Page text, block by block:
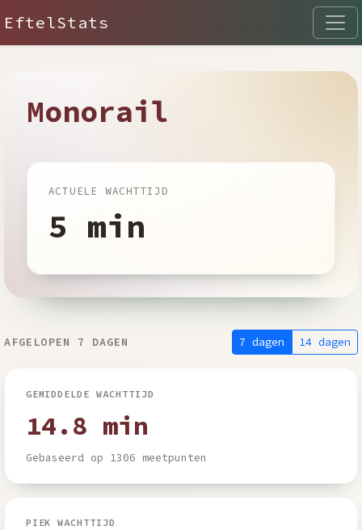
EftelStats
Monorail
ACTUELE WACHTTIJD
5 min
AFGELOPEN 7 DAGEN 7 dagen 14 dagen
GEMIDDELDE WACHTTIJD
14.8 min
Gebaseerd op 1306 meetpunten
PIEK WACHTTIJD